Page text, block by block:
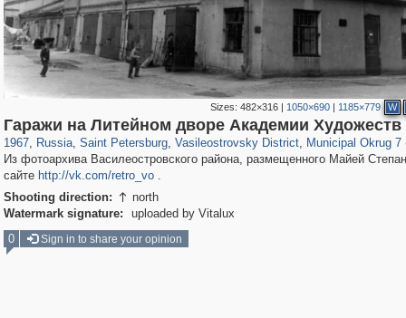
Sizes:482×316 | 1050×690 | 1185×779 W
Гаражи на Литейном дворе Академии Художеств
1967, Russia
1,407,712 29,262
, Saint Petersburg
197,293 5,716
, Vasileostrovsky District
14,285 482
, Municipal Okrug 7
9,211 456
Из фотоархива Василеостровского района, размещенного Майей
сайте http://vk.com/retro_vo.
Shooting direction:  north
Watermark signature:
uploaded by Vitalux
0
Sign in to share your opinion